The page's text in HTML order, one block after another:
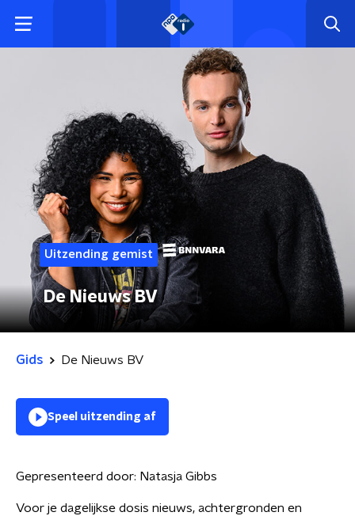
Uitzending gemist
De Nieuws BV
Gids De Nieuws BV
Speel uitzending af
Gepresenteerd door: Natasja Gibbs
Voor je dagelijkse dosis nieuws, achtergronden en